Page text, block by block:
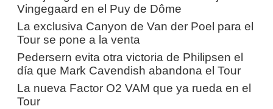
Vingegaard en el Puy de Dôme
La exclusiva Canyon de Van der Poel para el
Tour se pone a la venta
Pedersern evita otra victoria de Philipsen el
día que Mark Cavendish abandona el Tour
La nueva Factor O2 VAM que ya rueda en el
Tour